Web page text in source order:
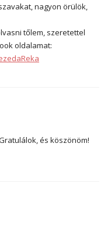
nagyon örülök,
tőlem, szeretettel
oldalamat:
és köszönöm!